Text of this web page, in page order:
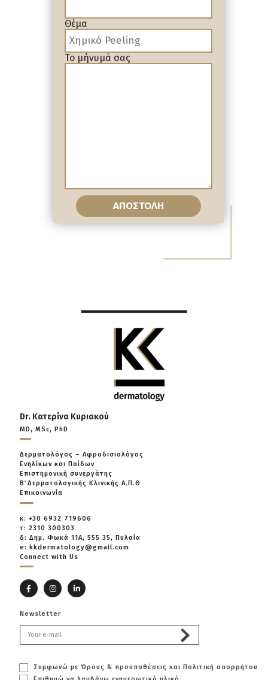
Θέμα
Το μήνυμά σας
Dr. Κατερίνα Κυριακού
MD, MSc, PhD
Δερματολόγος – Αφροδισιολόγος
Ενηλίκων και Παίδων
Επιστημονική συνεργάτης
Β΄ Δερματολογικής Κλινικής Α.Π.Θ
Επικοινωνία
κ: +30 6932 719606
τ: 2310 300303
δ: Δημ. Φωκά 11Α, 555 35, Πυλαία
e: kkdermatology@gmail.com
Connect with Us
Newsletter
Συμφωνώ με Όρους & προϋποθέσεις και Πολιτική απορρήτου